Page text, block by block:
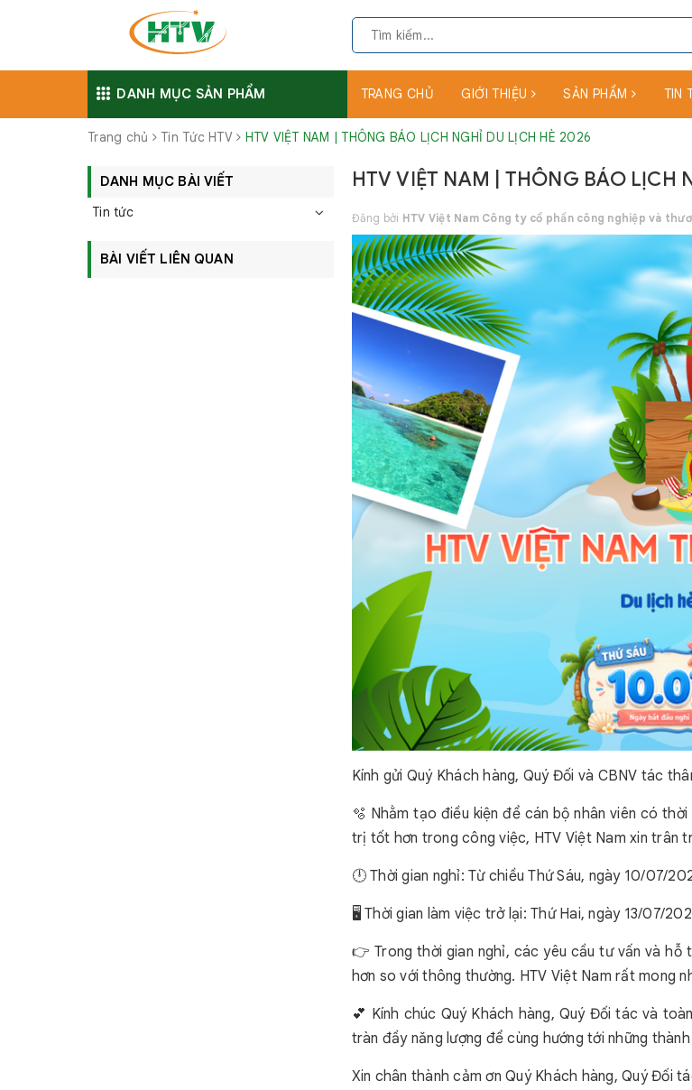
DANH MỤC SẢN PHẨM TRANG CHỦ GIỚI THIỆU SẢN PHẨM TIN
Trang chủ Tin Tức HTV HTV VIỆT NAM | THÔNG BÁO LỊCH NGHỈ DU LỊCH HÈ 2026
HTV VIỆT NAM | THÔNG BÁO LỊCH
Đăng bởi HTV Việt Nam Công ty cổ phần công nghiệp và
Kính gửi Quý Khách hàng, Quý Đối và CBNV tác
🫧 Nhằm tạo điều kiện để cán bộ nhân viên có
trị tốt hơn trong công việc, HTV Việt Nam xin trân
🕛 Thời gian nghỉ: Từ chiều Thứ Sáu, ngày 10/07/
🖥️ Thời gian làm việc trở lại: Thứ Hai, ngày 13/07/
👉 Trong thời gian nghỉ, các yêu cầu tư vấn và
hơn so với thông thường. HTV Việt Nam rất mong
💕 Kính chúc Quý Khách hàng, Quý Đối tác và
tràn đầy năng lượng để cùng hướng tới những
Xin chân thành cảm ơn Quý Khách hàng, Quý Đối
DANH MỤC BÀI VIẾT
Tin tức
BÀI VIẾT LIÊN QUAN